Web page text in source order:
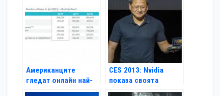
Американците
гледат онлайн най-
много от всички
CES 2013: Nvidia
показа своята
Android конзола